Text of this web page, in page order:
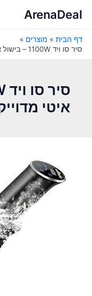
לתוכןArenaDeal
דף הבית
מוצרים
סיר סו ויד 1100W – בישול איטי מדוייק עם צג דיגיטלי
איטי